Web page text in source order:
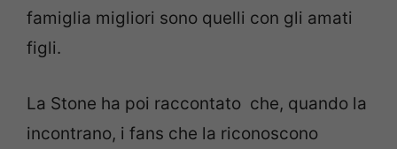
famiglia migliori sono quelli con gli amati
figli.
La Stone ha poi raccontato che, quando la
incontrano, i fans che la riconoscono